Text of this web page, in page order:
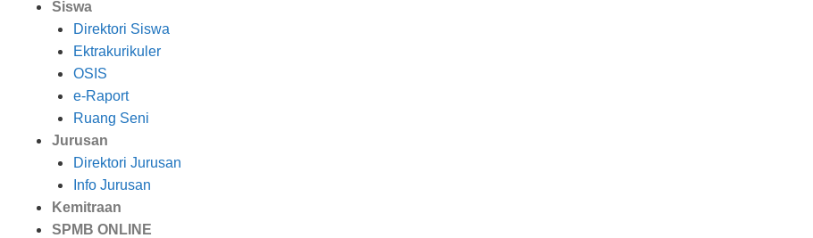
Siswa
Direktori Siswa
Ektrakurikuler
OSIS
e-Raport
Ruang Seni
Jurusan
Direktori Jurusan
Info Jurusan
Kemitraan
SPMB ONLINE